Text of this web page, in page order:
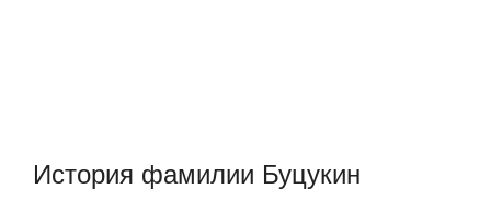
История фамилии Буцукин